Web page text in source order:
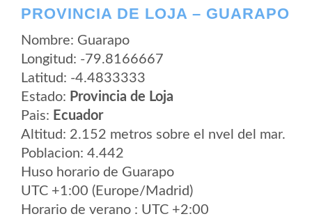
PROVINCIA DE LOJA – GUARAPO
Nombre: Guarapo
Longitud: -79.8166667
Latitud: -4.4833333
Estado: Provincia de Loja
Pais: Ecuador
Altitud: 2.152 metros sobre el nvel del mar.
Poblacion: 4.442
Huso horario de Guarapo
UTC +1:00 (Europe/Madrid)
Horario de verano : UTC +2:00